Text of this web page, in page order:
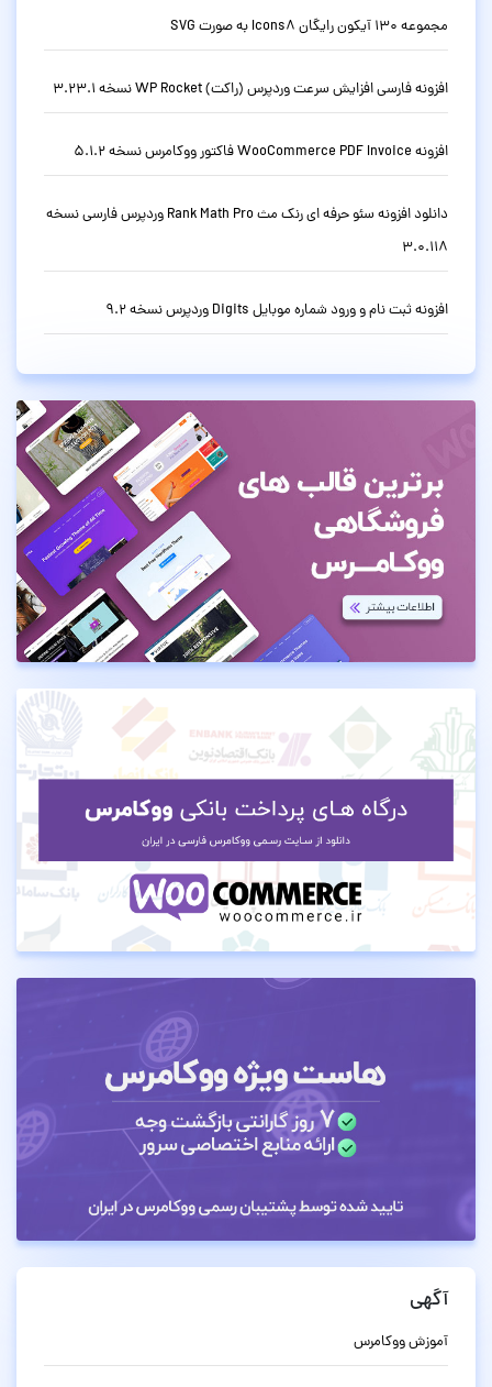
مجموعه 130 آیکون رایگان Icons8 به صورت SVG
افزونه فارسی افزایش سرعت وردپرس (راکت) WP Rocket نسخه 3.23.1
افزونه WooCommerce PDF Invoice فاکتور ووکامرس نسخه 5.1.2
دانلود افزونه سئو حرفه ای رنک مث Rank Math Pro وردپرس فارسی نسخه
3.0.118
افزونه ثبت نام و ورود شماره موبایل Digits وردپرس نسخه 9.2
آگهی
آموزش ووکامرس